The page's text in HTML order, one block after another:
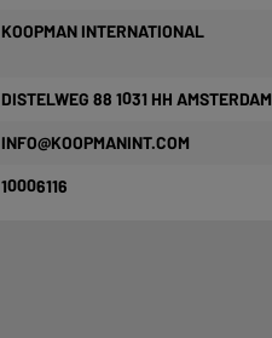
KOOPMAN INTERNATIONAL
DISTELWEG 88 1031 HH AMSTERDAM
INFO@KOOPMANINT.COM
10006116